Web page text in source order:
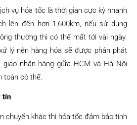
vụ hỏa tốc là thời gian cực kỳ nhanh
lên đến hơn 1,600km, nếu sử dụng
thường thì có thể mất tới vài ngày.
lý nên hàng hóa sẽ được phân phát
giao nhận hàng giữa HCM và Hà Nội
toàn có thể.
tín
chuyển khác thì hỏa tốc đảm bảo tính